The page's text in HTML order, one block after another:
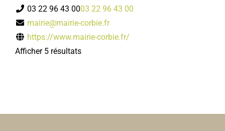
03 22 96 43 0003 22 96 43 00
mairie@mairie-corbie.fr
https://www.mairie-corbie.fr/
Afficher 5 résultats